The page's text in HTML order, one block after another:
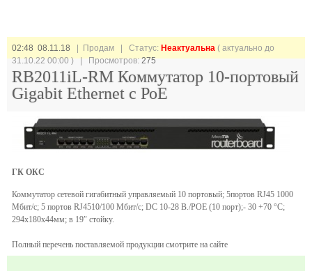
02:48 08.11.18 | Продам | Статус: Неактуальна ( актуально до
31.10.22 00:00 ) | Просмотров:275
RB2011iL-RM Коммутатор 10-портовый
Gigabit Ethernet с РоЕ
ГК ОКС
Коммутатор сетевой гигабитный управляемый 10 портовый; 5портов RJ45 1000
Мбит/с; 5 портов RJ4510/100 Мбит/с; DC 10-28 В./POE (10 порт);- 30 +70 °С;
294x180x44мм; в 19″ стойку.
Полный перечень поставляемой продукции смотрите на сайте